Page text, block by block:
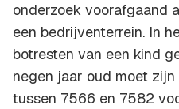
onderzoek voorafgaand
een bedrijventerrein. In
botresten van een kind
negen jaar oud moet
tussen 7566 en 7582